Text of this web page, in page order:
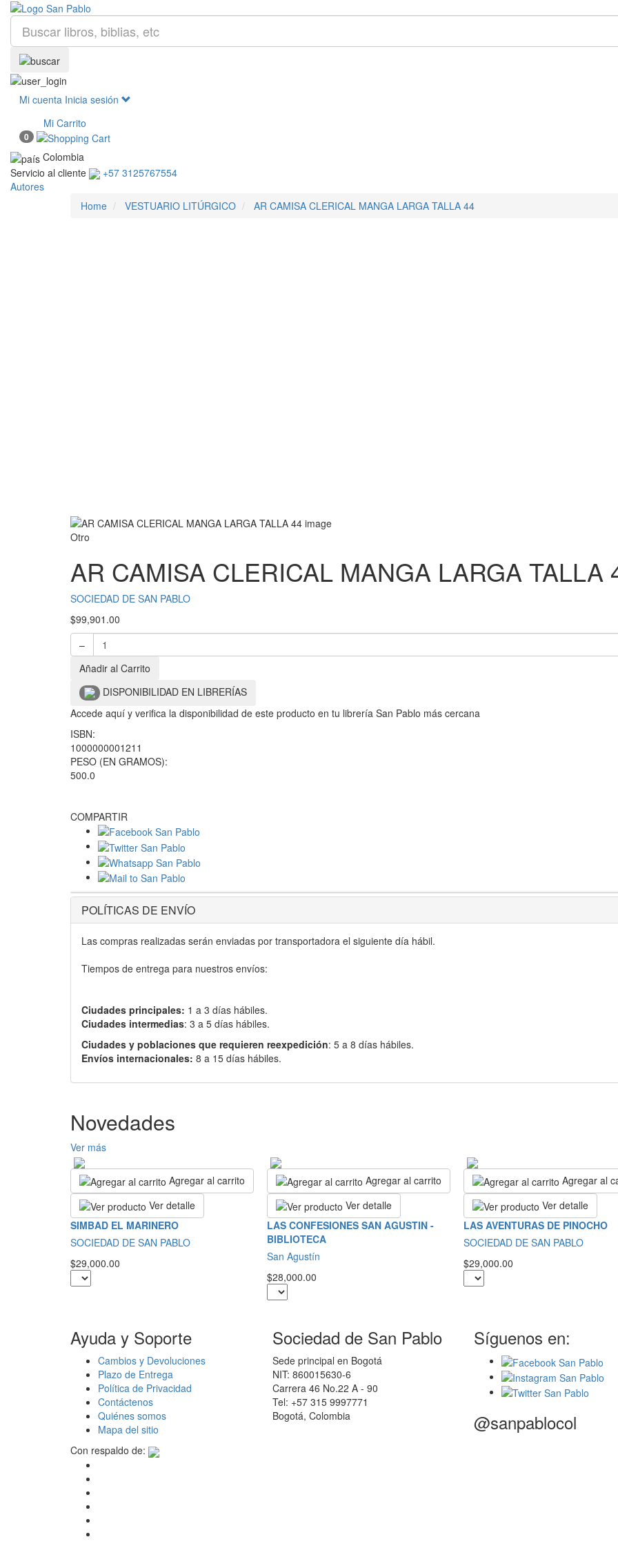
Mi cuenta Inicia sesión
Mi Carrito
0
Colombia
Servicio al cliente
+57 3125767554
Autores
Home
VESTUARIO LITÚRGICO AR CAMISA CLERICAL MANGA LARGA TALLA 44
Otro
AR CAMISA CLERICAL MANGA LARGA TALLA
SOCIEDAD DE SAN PABLO
$99,901.00
–
Añadir al Carrito
DISPONIBILIDAD EN LIBRERÍAS
Accede aquí y verifica la disponibilidad de este producto en tu librería San Pablo más cercana
ISBN:
1000000001211
PESO (EN GRAMOS):
500.0
COMPARTIR
POLÍTICAS DE ENVÍO
Las compras realizadas serán enviadas por transportadora el siguiente día hábil.
Tiempos de entrega para nuestros envíos:
Ciudades principales: 1 a 3 días hábiles.
Ciudades intermedias: 3 a 5 días hábiles.
Ciudades y poblaciones que requieren reexpedición: 5 a 8 días hábiles.
Envíos internacionales: 8 a 15 días hábiles.
Novedades
Ver más
Agregar al carrito
Ver detalle
SIMBAD EL MARINERO
SOCIEDAD DE SAN PABLO
$29,000.00
Agregar al carrito
Ver detalle
LAS CONFESIONES SAN AGUSTIN -
BIBLIOTECA
San Agustín
$28,000.00
Agregar al
Ver detalle
LAS AVENTURAS DE PINOCHO
SOCIEDAD DE SAN PABLO
$29,000.00
Ayuda y Soporte
Cambios y Devoluciones
Plazo de Entrega
Política de Privacidad
Contáctenos
Quiénes somos
Mapa del sitio
Sociedad de San Pablo
Sede principal en Bogotá
NIT: 860015630-6
Carrera 46 No.22 A - 90
Tel: +57 315 9997771
Bogotá, Colombia
Síguenos en:
@sanpablocol
Con respaldo de: